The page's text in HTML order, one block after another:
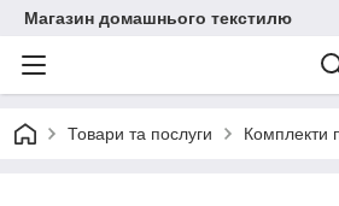
Магазин домашнього текстилю
Товари та послуги Комплекти